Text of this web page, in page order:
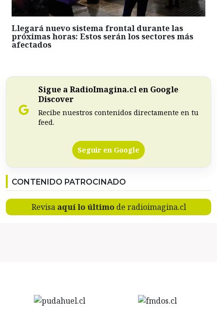
Llegará nuevo sistema frontal durante las
próximas horas: Estos serán los sectores más
afectados
Sigue a RadioImagina.cl en Google
Discover
Recibe nuestros contenidos directamente en tu
feed.
Seguir en Google
CONTENIDO PATROCINADO
Revisa aquí lo últimode radioimagina.cl